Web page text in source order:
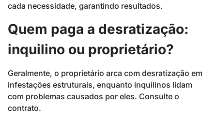
cada necessidade, garantindo resultados.
Quem paga a desratização:
inquilino ou proprietário?
Geralmente, o proprietário arca com desratização em
infestações estruturais, enquanto inquilinos lidam
com problemas causados por eles. Consulte o
contrato.